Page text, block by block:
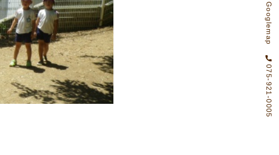
Googlemap
075-921-0005